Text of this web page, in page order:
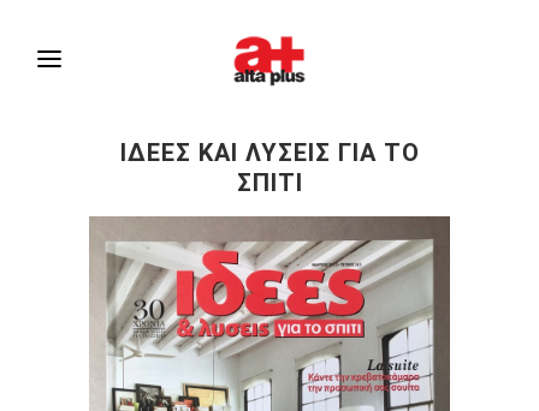
ΙΔΕΕΣ ΚΑΙ ΛΥΣΕΙΣ ΓΙΑ ΤΟ
ΣΠΙΤΙ